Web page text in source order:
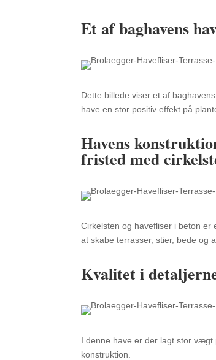
Et af baghavens
Dette billede viser et af baghavens
have en stor positiv effekt på
Havens
fristed med
Cirkelsten og havefliser i beton er
at skabe terrasser, stier, bede og
Kvalitet i
I denne have er der lagt stor vægt
konstruktion.